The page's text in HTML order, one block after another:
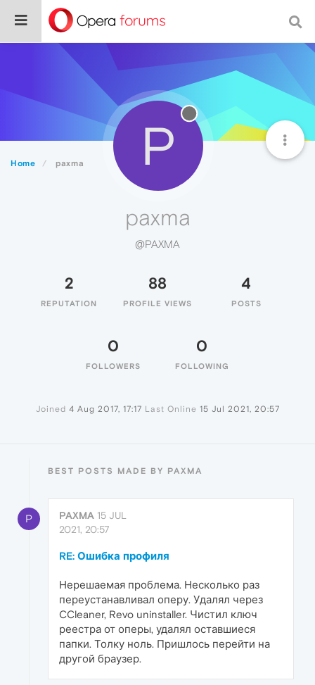
Home paxma P
paxma
@PAXMA
2
REPUTATION
88
PROFILE VIEWS
4
POSTS
0
FOLLOWERS
0
FOLLOWING
Joined 4 Aug 2017, 17:17 Last Online 15 Jul 2021, 20:57
BEST POSTS MADE BY PAXMA
P PAXMA 15 JUL
2021, 20:57
RE: Ошибка профиля
Нерешаемая проблема. Несколько раз
переустанавливал оперу. Удалял через
CCleaner, Revo uninstaller. Чистил ключ
реестра от оперы, удалял оставшиеся
папки. Толку ноль. Пришлось перейти на
другой браузер.